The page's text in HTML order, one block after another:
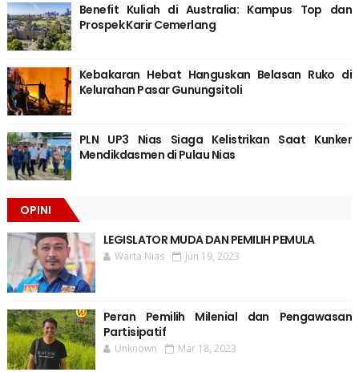
Benefit Kuliah di Australia: Kampus Top dan
Prospek Karir Cemerlang
Kebakaran Hebat Hanguskan Belasan Ruko di
Kelurahan Pasar Gunungsitoli
PLN UP3 Nias Siaga Kelistrikan Saat Kunker
Mendikdasmen di Pulau Nias
OPINI
LEGISLATOR MUDA DAN PEMILIH PEMULA
Warta Nias Jun 19, 2023
Peran Pemilih Milenial dan Pengawasan
Partisipatif
Unknown Mar 18, 2023